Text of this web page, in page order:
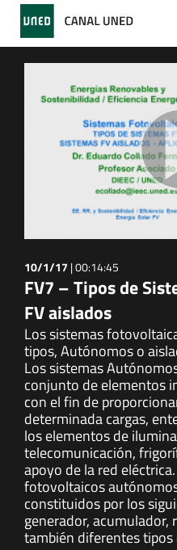
10/1/17 |00:14:45
FV7 – Tipos de
FV aislados
Los sistemas
tipos, Autónomos o
Los sistemas
conjunto de elementos
con el fin de
determinada cargas,
los elementos de
telecomunicación,
apoyo de la red
fotovoltaicos
constituidos por los
generador, acumulador,
también diferentes tipos